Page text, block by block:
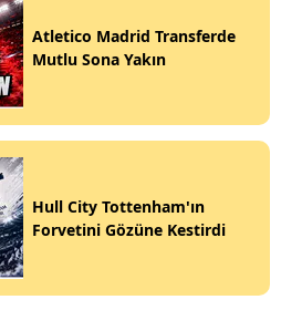
Atletico Madrid Transferde
Mutlu Sona Yakın
Hull City Tottenham'ın
Forvetini Gözüne Kestirdi